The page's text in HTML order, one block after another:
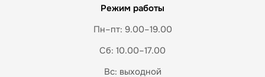
Режим работы
Пн–пт: 9.00–19.00
Сб: 10.00–17.00
Вс: выходной